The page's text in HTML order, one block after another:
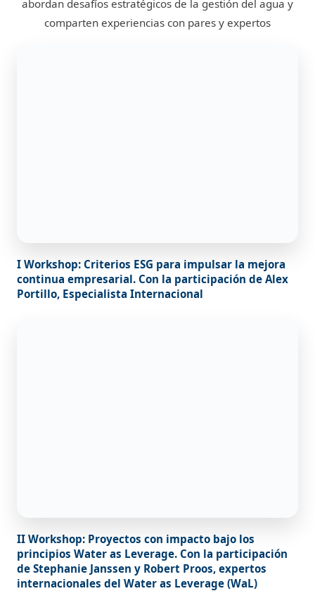
abordan desafíos estratégicos de la gestión del agua y
comparten experiencias con pares y expertos
I Workshop: Criterios ESG para impulsar la mejora
continua empresarial. Con la participación de Alex
Portillo, Especialista Internacional
II Workshop: Proyectos con impacto bajo los
principios Water as Leverage. Con la participación
de Stephanie Janssen y Robert Proos, expertos
internacionales del Water as Leverage (WaL)